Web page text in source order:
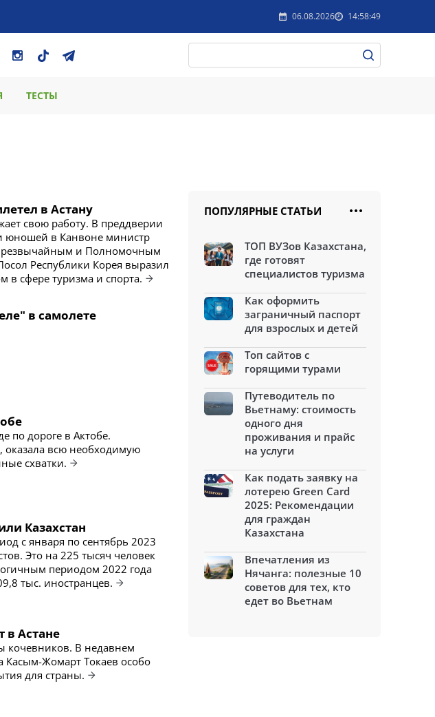
06.08.2026 14:58:49
ТЕСТЫ
в Астану
свою работу. В преддверии
юношей в Канвоне министр
Чрезвычайным и Полномочным
Республики Корея выразил
в сфере туризма и спорта.
в самолете
по дороге в Актобе.
всю необходимую
схватки.
Казахстан
с января по сентябрь 2023
Это на 225 тысяч человек
периодом 2022 года
тыс. иностранцев.
в Астане
кочевников. В недавнем
Касым-Жомарт Токаев особо
для страны.
ПОПУЛЯРНЫЕ СТАТЬИ
ТОП ВУЗов Казахстана,
где готовят
специалистов туризма
Как оформить
заграничный паспорт
для взрослых и детей
Топ сайтов с
горящими турами
Путеводитель по
Вьетнаму: стоимость
одного дня
проживания и прайс
на услуги
Как подать заявку на
лотерею Green Card
2025: Рекомендации
для граждан
Казахстана
Впечатления из
Нячанга: полезные 10
советов для тех, кто
едет во Вьетнам